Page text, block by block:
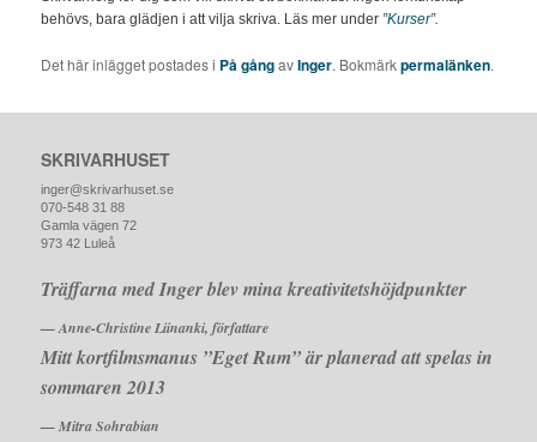
behövs, bara glädjen i att vilja skriva. Läs mer under ”Kurser”.
Det här inlägget postades i På gångavInger. Bokmärkpermalänken.
SKRIVARHUSET
inger@skrivarhuset.se
070-548 31 88
Gamla vägen 72
973 42 Luleå
Träffarna med Inger blev mina kreativitetshöjdpunkter
— Anne-Christine Liinanki, författare
Mitt kortfilmsmanus ”Eget Rum” är planerad att spelas in
sommaren 2013
— Mitra Sohrabian